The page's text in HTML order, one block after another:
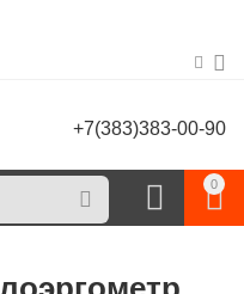
+7(383)383-00-90
0